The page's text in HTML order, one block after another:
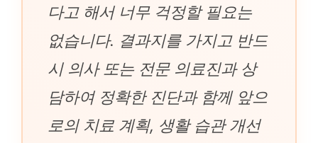
다고 해서 너무 걱정할 필요는
없습니다. 결과지를 가지고 반드
시 의사 또는 전문 의료진과 상
담하여 정확한 진단과 함께 앞으
로의 치료 계획, 생활 습관 개선